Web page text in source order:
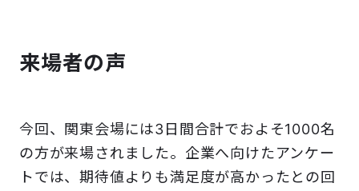
来場者の声
今回、関東会場には3日間合計でおよそ1000名
の方が来場されました。企業へ向けたアンケー
トでは、期待値よりも満足度が高かったとの回